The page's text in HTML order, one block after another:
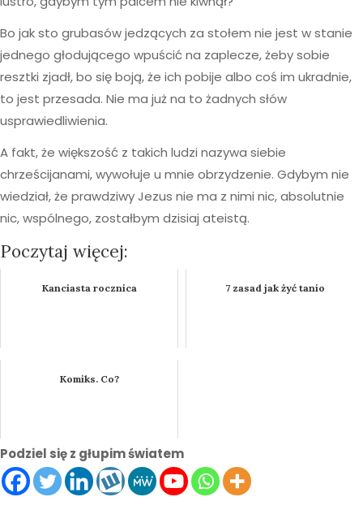
Bo jak sto grubasów jedzących za stołem nie jest w stanie
jednego głodującego wpuścić na zaplecze, żeby sobie
resztki zjadł, bo się boją, że ich pobije albo coś im ukradnie,
to jest przesada. Nie ma już na to żadnych słów
usprawiedliwienia.
A fakt, że większość z takich ludzi nazywa siebie
chrześcijanami, wywołuje u mnie obrzydzenie. Gdybym nie
wiedział, że prawdziwy Jezus nie ma z nimi nic, absolutnie
nic, wspólnego, zostałbym dzisiaj ateistą.
Poczytaj więcej:
Kanciasta rocznica 7 zasad jak żyć tanio
Komiks. Co?
Podziel się z głupim światem